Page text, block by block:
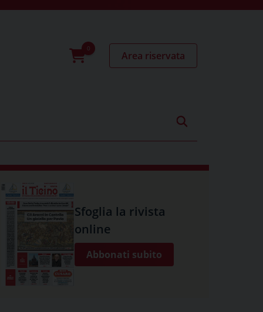
0
Area riservata
Sfoglia la rivista
online
Abbonati subito